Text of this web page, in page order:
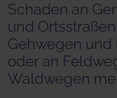
Schaden an
und
Gehwegen und
oder an
Waldwegen